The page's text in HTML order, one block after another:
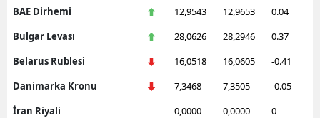
BAE Dirhemi
12,9543 12,9653
0.04
Bulgar Levası
28,0626 28,2946
0.37
Belarus Rublesi
16,0518 16,0605
-0.41
Danimarka Kronu
7,3468 7,3505
-0.05
İran Riyali
0,0000 0,0000
0